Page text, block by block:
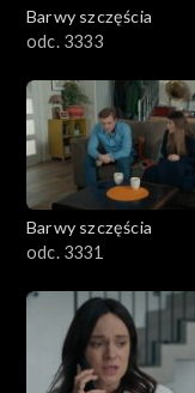
Barwy szczęścia
odc. 3333
Barwy szczęścia
odc. 3331